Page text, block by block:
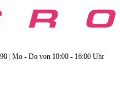
| Mo - Do von 10:00 - 16:00 Uhr